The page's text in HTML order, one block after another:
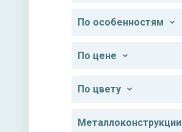
По особенностям
По цене
По цвету
Металлоконструкции